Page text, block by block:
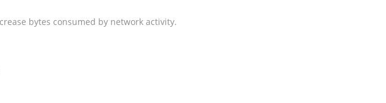
bytes consumed by network activity.